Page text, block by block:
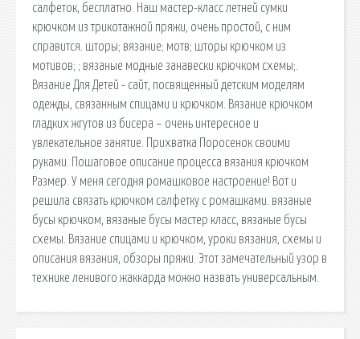
салфеток, бесплатно. Наш мастер-класс летней сумки
крючком из трикотажной пряжи, очень простой, с ним
справится. шторы; вязание; мотв; шторы крючком из
мотивов; ; вязаные модные занавески крючком схемы;.
Вязание Для Детей - сайт, посвященный детским моделям
одежды, связанным спицами и крючком. Вязание крючком
гладких жгутов из бисера – очень интересное и
увлекательное занятие. Прихватка Поросенок своими
руками. Пошаговое описание процесса вязания крючком
Размер. У меня сегодня ромашковое настроение! Вот и
решила связать крючком салфетку с ромашками. вязаные
бусы крючком, вязаные бусы мастер класс, вязаные бусы
схемы. Вязание спицами и крючком, уроки вязания, схемы и
описания вязания, обзоры пряжи. Этот замечательный узор в
технике ленивого жаккарда можно назвать универсальным.